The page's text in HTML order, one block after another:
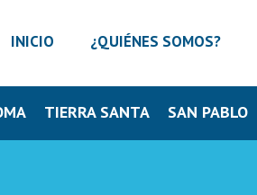
INICIO ¿QUIÉNES SOMOS?
TIERRA SANTA SAN PABLO